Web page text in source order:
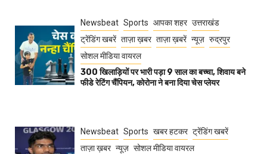
Newsbeat Sports आपका शहर उत्तराखंड
ट्रेंडिंग खबरें ताज़ा ख़बर ताज़ा ख़बरें न्यूज़ रुद्रपुर
सोशल मीडिया वायरल
300 खिलाड़ियों पर भारी पड़ा 9 साल का बच्चा, शिवाय बने
फीडे रेटिंग चैंपियन, कोरोना ने बना दिया चेस प्लेयर
Newsbeat Sports खबर हटकर ट्रेंडिंग खबरें
ताज़ा ख़बर न्यूज़ सोशल मीडिया वायरल